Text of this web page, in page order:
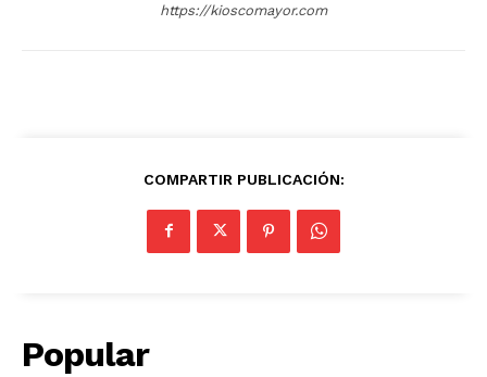
https://kioscomayor.com
COMPARTIR PUBLICACIÓN:
Popular